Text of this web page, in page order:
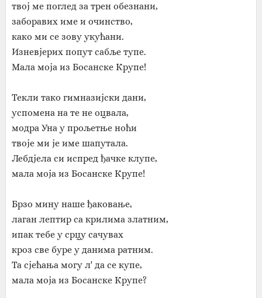
твој ме поглед за трен обезнани,
заборавих име и очинство,
како ми се зову укућани.
Изневјерих попут сабље тупе.
Мала моја из Босанске Крупе!
Текли тако гимназијски дани,
успомена на те не оцвала,
модра Уна у прољетње ноћи
твоје ми је име шапутала.
Лебдјела си испред ђачке клупе,
мала моја из Босанске Крупе!
Брзо мину наше ђаковање,
лаган лептир са крилима златним,
ипак тебе у срцу сачувах
кроз све буре у данима ратним.
Та сјећања могу л' да се купе,
мала моја из Босанске Крупе?